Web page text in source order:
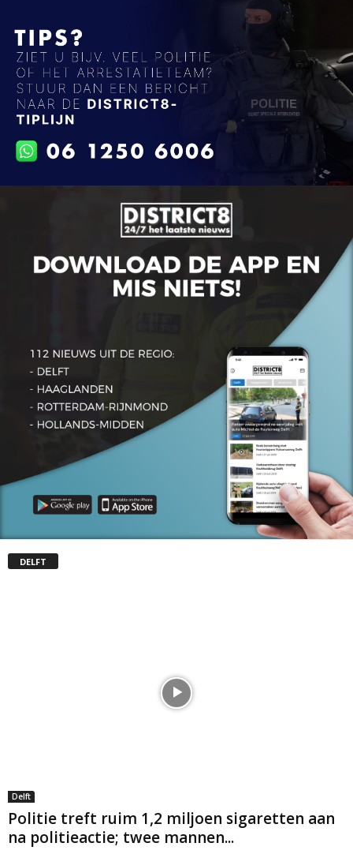
DELFT
Delft
Politie treft ruim 1,2 miljoen sigaretten aan
na politieactie; twee mannen...